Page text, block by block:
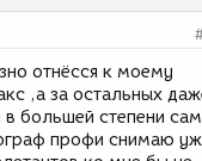
отнёсся к моему
,а за остальных
в большей степени
профи снимаю